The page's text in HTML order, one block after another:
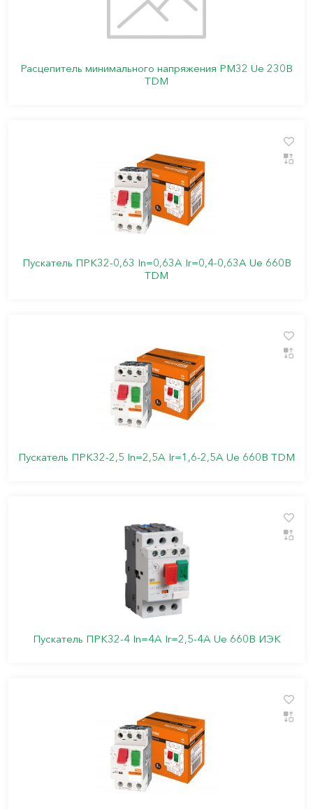
Расцепитель минимального напряжения РМ32 Ue 230В
TDM
Пускатель ПРК32-0,63 In=0,63A Ir=0,4-0,63А Ue 660В
TDM
Пускатель ПРК32-2,5 In=2,5A Ir=1,6-2,5A Ue 660В TDM
Пускатель ПРК32-4 In=4A Ir=2,5-4A Ue 660В ИЭК